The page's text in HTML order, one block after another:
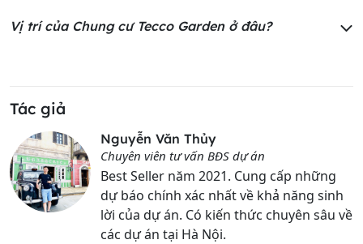
Vị trí của Chung cư Tecco Garden ở đâu?
Tác giả
Nguyễn Văn Thủy
Chuyên viên tư vấn BĐS dự án
Best Seller năm 2021. Cung cấp những
dự báo chính xác nhất về khả năng sinh
lời của dự án. Có kiến thức chuyên sâu về
các dự án tại Hà Nội.